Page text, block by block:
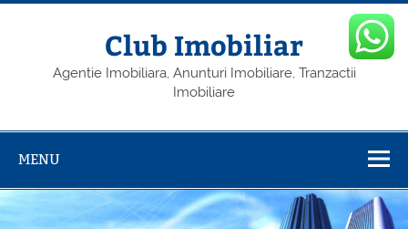
Skip
Club Imobiliar
Agentie Imobiliara, Anunturi Imobiliare, Tranzactii
Imobiliare
MENU